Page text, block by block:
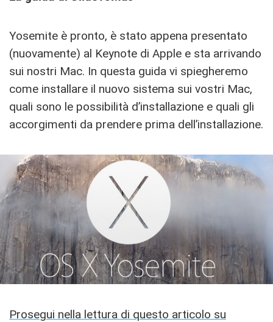
Yosemite è pronto, è stato appena presentato
(nuovamente) al Keynote di Apple e sta arrivando
sui nostri Mac. In questa guida vi spiegheremo
come installare il nuovo sistema sui vostri Mac,
quali sono le possibilità d’installazione e quali gli
accorgimenti da prendere prima dell’installazione.
Prosegui nella lettura di questo articolo su